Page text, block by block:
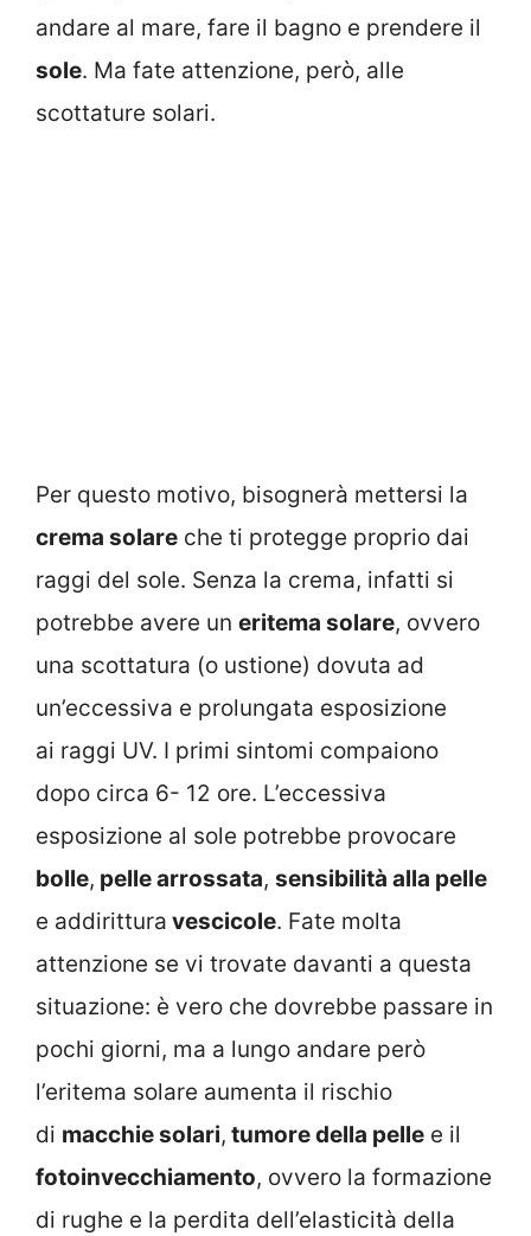
andare al mare, fare il bagno e prendere il
sole. Ma fate attenzione, però, alle
scottature solari.
Per questo motivo, bisognerà mettersi la
crema solare che ti protegge proprio dai
raggi del sole. Senza la crema, infatti si
potrebbe avere un eritema solare, ovvero
una scottatura (o ustione) dovuta ad
un’eccessiva e prolungata esposizione
ai raggi UV. I primi sintomi compaiono
dopo circa 6- 12 ore. L’eccessiva
esposizione al sole potrebbe provocare
bolle, pelle arrossata, sensibilità alla pelle
e addirittura vescicole. Fate molta
attenzione se vi trovate davanti a questa
situazione: è vero che dovrebbe passare in
pochi giorni, ma a lungo andare però
l’eritema solare aumenta il rischio
di macchie solari, tumore della pelle e il
fotoinvecchiamento, ovvero la formazione
di rughe e la perdita dell’elasticità della